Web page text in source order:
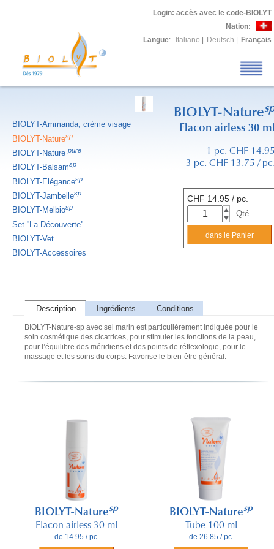
Login: accès avec le code-BIOLYT
Nation:
Langue: Italiano Deutsch Français
BIOLYT-Ammanda, crème visage
BIOLYT-Naturesp
BIOLYT-Naturepure
BIOLYT-Balsamsp
BIOLYT-Elégancesp
BIOLYT-Jambellesp
BIOLYT-Melbiosp
Set ''La Découverte''
BIOLYT-Vet
BIOLYT-Accessoires
BIOLYT-Nature
Flacon airless 30
1 pc. CHF
3 pc. CHF 13.75 /
CHF 14.95 / pc.
Qté
Description Ingrédients Conditions
BIOLYT-Nature-sp avec sel marin est particulièrement indiquée pour le
soin cosmétique des cicatrices, pour stimuler les fonctions de la peau,
pour l’équilibre des méridiens et des points de réflexologie, pour le
massage et les soins du corps. Favorise le bien-être général.
BIOLYT-Naturesp
Flacon airless 30 ml
de 14.95 / pc.
BIOLYT-Naturesp
Tube 100 ml
de 26.85 / pc.